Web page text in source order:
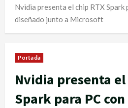
Nvidia presenta el chip RTX Spark
diseñado junto a Microsoft
Portada
Nvidia presenta el
Spark para PC